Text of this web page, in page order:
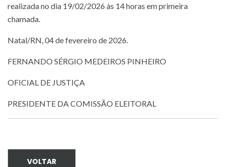
realizada no dia 19/02/2026 às 14 horas em primeira
chamada.
Natal/RN, 04 de fevereiro de 2026.
FERNANDO SÉRGIO MEDEIROS PINHEIRO
OFICIAL DE JUSTIÇA
PRESIDENTE DA COMISSÃO ELEITORAL
VOLTAR